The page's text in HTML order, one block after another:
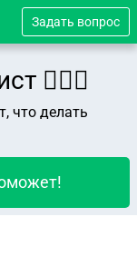
Задать вопрос
👨🏻‍⚖️
что делать